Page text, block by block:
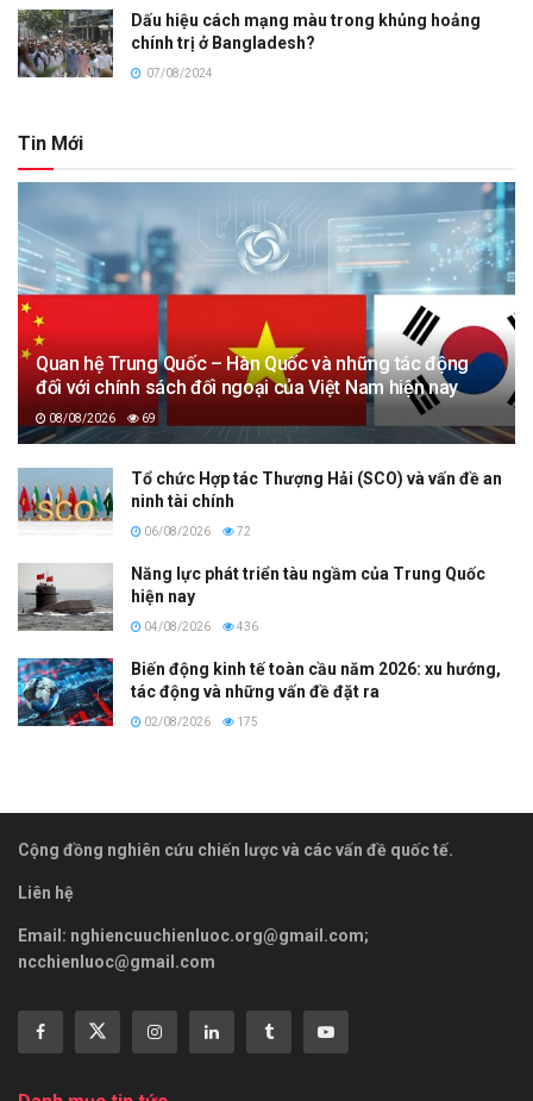
Dấu hiệu cách mạng màu trong khủng hoảng
chính trị ở Bangladesh?
07/08/2024
Tin Mới
Quan hệ Trung Quốc – Hàn Quốc và những tác động
đối với chính sách đối ngoại của Việt Nam hiện nay
08/08/2026 69
Tổ chức Hợp tác Thượng Hải (SCO) và vấn đề an
ninh tài chính
06/08/2026 72
Năng lực phát triển tàu ngầm của Trung Quốc
hiện nay
04/08/2026 436
Biến động kinh tế toàn cầu năm 2026: xu hướng,
tác động và những vấn đề đặt ra
02/08/2026 175
Cộng đồng nghiên cứu chiến lược và các vấn đề quốc tế.
Liên hệ
Email: nghiencuuchienluoc.org@gmail.com;
ncchienluoc@gmail.com